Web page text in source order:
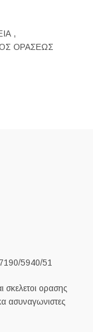
,
ΟΡΑΣΕΩΣ
5940/51
σκελετοι ορασης
ασυναγωνιστες